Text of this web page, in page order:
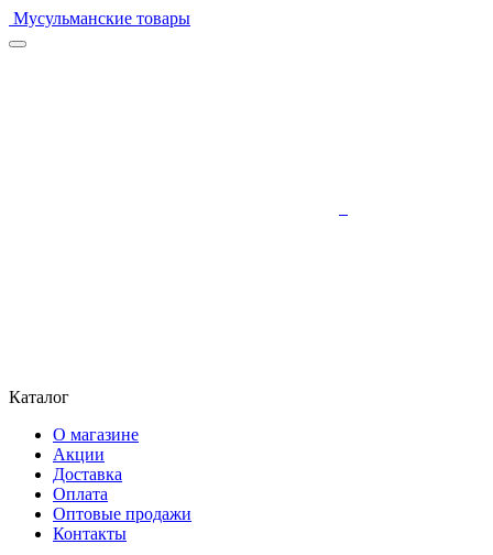
Мусульманские товары
Каталог
О магазине
Акции
Доставка
Оплата
Оптовые продажи
Контакты